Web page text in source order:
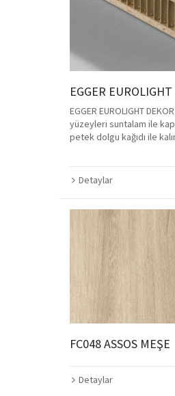
EGGER
EGGER EUROLIGHT
yüzeyleri suntalam ile
petek dolgu kağıdı ile
Detaylar
FC048 ASSOS MEŞE
Detaylar